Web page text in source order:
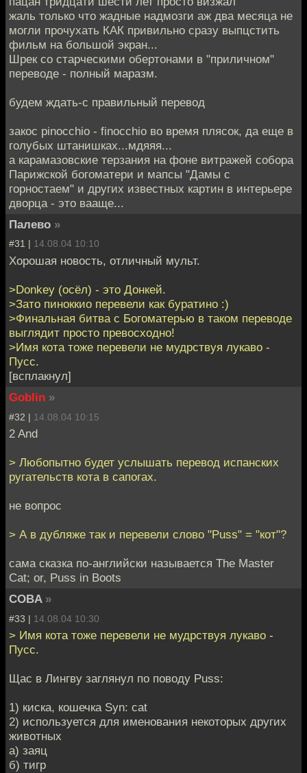
жаль только что жадные надмозги аж два месяца не
могли прочухать КАК привильно сразу выпцстить
фильм на большой экран...
Шрек со старческими обертонами в "приличном"
переводе - полный маразм.
будем ждать-с правильный перевод
закос pinocchio - finocchio во время плясок, да еще в
голубых штанишках...мдяяя...
а карамазовские терзания на фоне витражей собора
Парижской богоматери и мапсы "Дамы с
горностаем" и других известных картин в интерьере
дворца - это вааще...
Палево »
#31 | 14.08.04 10:10
Хорошая новость, отличный мульт.
>Donkey (осёл) - это Донкей.
>Зато пиноккио перевели как буратино :)
>Финальная битва с Богоматерью в таком переводе
выглядит просто превосходно!
>Имя кота тоже перевели не мудрствуя лукаво -
Пусс.
[всплакнул]
Goblin »
#32 | 14.08.04 10:15
2 And
> Любопытно будет услышать перевод испанских
ругательств кота в сапогах.
не вопрос
> А в дубляже так и перевели слово "Puss" = "кот"?
сама сказка по-английски называется The Master
Cat; or, Puss in Boots
COBA »
#33 | 14.08.04 10:30
> Имя кота тоже перевели не мудрствуя лукаво -
Пусс.
Щас в Лингву заглянул по поводу Puss:
1) киска, кошечка Syn: cat
2) используется для именования некоторых других
животных
а) заяц
б) тигр